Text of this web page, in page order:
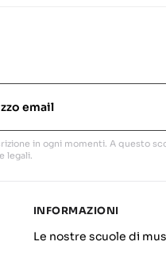
in ogni momenti. A questo
legali.
INFORMAZIONI
Le nostre scuole di